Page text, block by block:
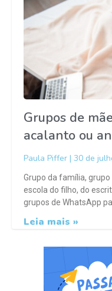
Grupos de
acalanto ou
Paula Piffer 30 de
Grupo da família,
escola do filho, do
grupos de WhatsApp
Leia mais »